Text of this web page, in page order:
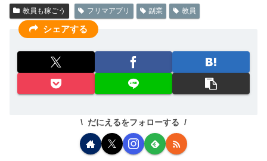
教員も稼ごう フリマアプリ 副業 教員
シェアする
だにえるをフォローする